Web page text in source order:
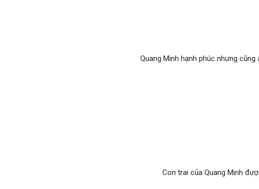
người bạn cùng phòng Tăng Khánh Chi đã chấp nhận